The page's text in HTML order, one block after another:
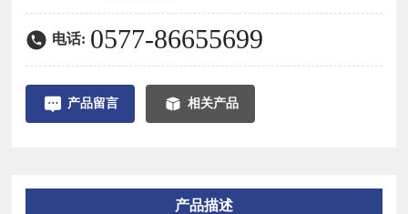
电话: 0577-86655699
产品留言 相关产品
产品描述